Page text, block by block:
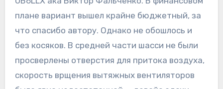
плане вариант вышел крайне бюджетный, за
что спасибо автору. Однако не обошлось и
без косяков. В средней части шасси не были
просверлены отверстия для притока воздуха,
скорость врщения вытяжных вентиляторов